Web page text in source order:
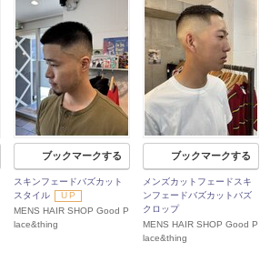
ブックマークする
スキンフェードバズカット
スタイル
UP
MENS HAIR SHOP Good P
lace&thing
ブックマークする
メンズカットフェードスキ
ンフェードバズカットバズ
クロップ
MENS HAIR SHOP Good P
lace&thing